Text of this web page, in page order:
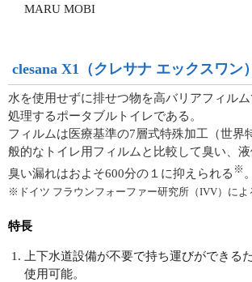
MARU MOBI
clesana X1（クレサナ エックスワン）
水を使用せずに排せつ物を高バリアフィル
処理するポータブルトイレである。
フィルムは医療基準の7層式特殊加工（世界
般的なトイレ用フィルムと比較して臭い、液
臭い漏れはおよそ600分の１に抑えられる ※ 。
※ドイツ フラウンフォーファー研究所（IVV）によ
特長
上下水道設備が不要で持ち運びができる
使用可能。